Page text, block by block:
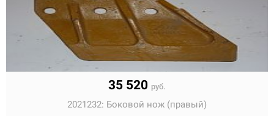
35 520 руб.
2021232: Боковой нож (правый)